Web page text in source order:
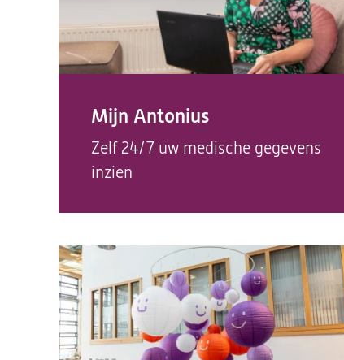
Mijn Antonius
Zelf 24/7 uw medische gegevens
inzien